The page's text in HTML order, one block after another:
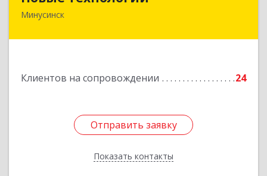
Минусинск
Клиентов на сопровождении 24
Отправить заявку
Показать контакты
662606, Красноярский край, Минусинск г,
Отправить заявку
Назад